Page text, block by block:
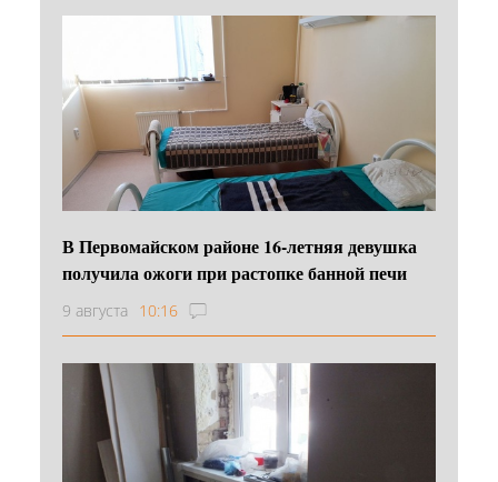
В Первомайском районе 16‑летняя девушка
получила ожоги при растопке банной печи
9 августа 10:16